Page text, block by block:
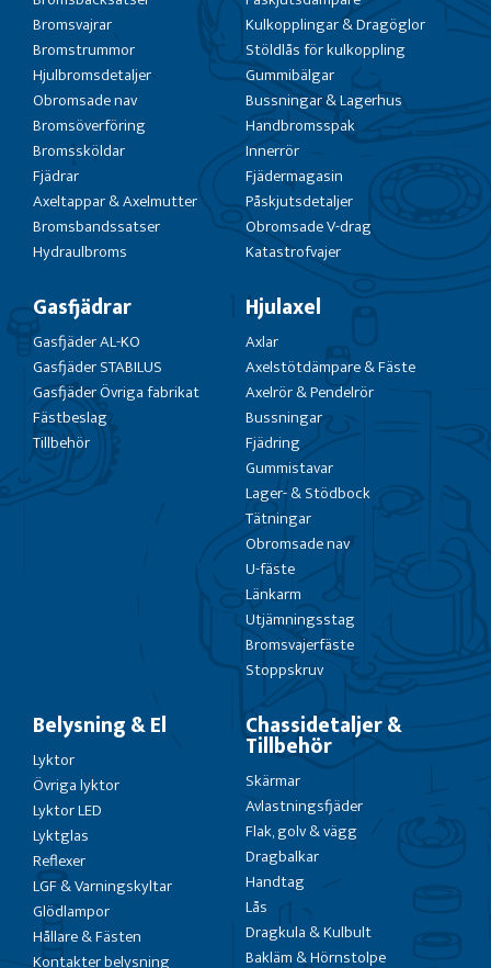
Bromsvajrar
Bromstrummor
Hjulbromsdetaljer
Obromsade nav
Bromsöverföring
Bromssköldar
Fjädrar
Axeltappar & Axelmutter
Bromsbandssatser
Hydraulbroms
Kulkopplingar & Dragöglor
Stöldlås för kulkoppling
Gummibälgar
Bussningar & Lagerhus
Handbromsspak
Innerrör
Fjädermagasin
Påskjutsdetaljer
Obromsade V-drag
Katastrofvajer
Gasfjädrar
Gasfjäder AL-KO
Gasfjäder STABILUS
Gasfjäder Övriga fabrikat
Fästbeslag
Tillbehör
Hjulaxel
Axlar
Axelstötdämpare & Fäste
Axelrör & Pendelrör
Bussningar
Fjädring
Gummistavar
Lager- & Stödbock
Tätningar
Obromsade nav
U-fäste
Länkarm
Utjämningsstag
Bromsvajerfäste
Stoppskruv
Belysning & El
Lyktor
Övriga lyktor
Lyktor LED
Lyktglas
Reflexer
LGF & Varningskyltar
Glödlampor
Hållare & Fästen
Kontakter belysning
Chassidetaljer &
Tillbehör
Skärmar
Avlastningsfjäder
Flak, golv & vägg
Dragbalkar
Handtag
Lås
Dragkula & Kulbult
Bakläm & Hörnstolpe